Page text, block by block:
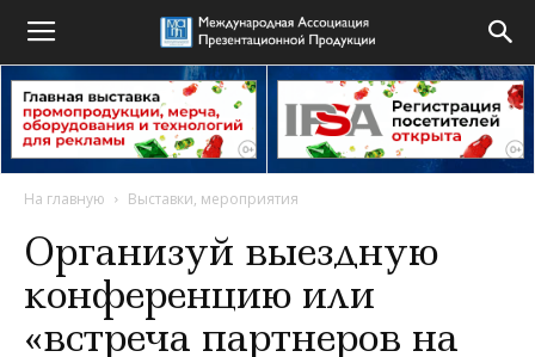
На главную Выставки, мероприятия
Организуй выездную
конференцию или
«встреча партнеров на